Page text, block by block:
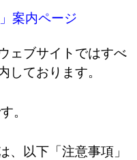
案内ページ
ェブサイトではすべ
ております。
。
、以下「注意事項」